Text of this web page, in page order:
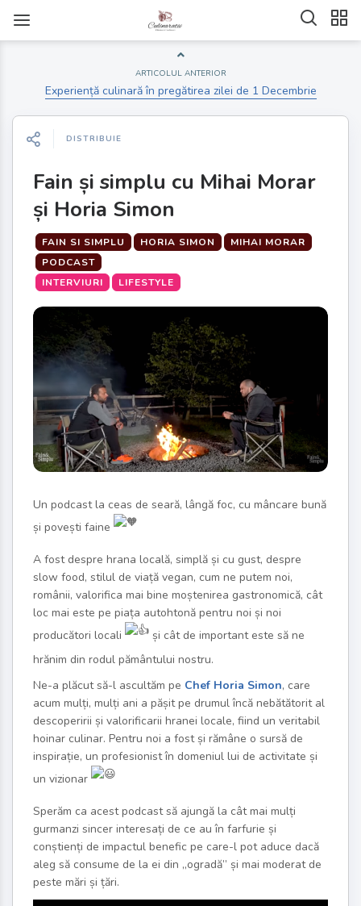
ARTICOLUL ANTERIOR
Experiență culinară în pregătirea zilei de 1 Decembrie
DISTRIBUIE
Fain și simplu cu Mihai Morar
și Horia Simon
FAIN SI SIMPLU HORIA SIMON
MIHAI MORAR
PODCAST
INTERVIURI
LIFESTYLE
Un podcast la ceas de seară, lângă foc, cu mâncare bună
și povești faine
A fost despre hrana locală, simplă și cu gust, despre
slow food, stilul de viață vegan, cum ne putem noi,
românii, valorifica mai bine moștenirea gastronomică, cât
loc mai este pe piața autohtonă pentru noi și noi
producători locali
și cât de important este să ne
hrănim din rodul pământului nostru.
Ne-a plăcut să-l ascultăm pe Chef Horia Simon, care
acum mulți, mulți ani a pășit pe drumul încă nebătătorit al
descoperirii și valorificarii hranei locale, fiind un veritabil
hoinar culinar. Pentru noi a fost și rămâne o sursă de
inspirație, un profesionist în domeniul lui de activitate și
un vizionar
Sperăm ca acest podcast să ajungă la cât mai mulți
gurmanzi sincer interesați de ce au în farfurie și
conștienți de impactul benefic pe care-l pot aduce dacă
aleg să consume de la ei din „ogradă” și mai moderat de
peste mări și țări.